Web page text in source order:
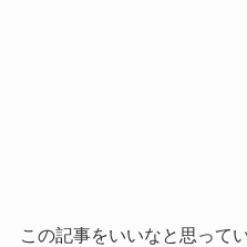
この記事をいいなと思って